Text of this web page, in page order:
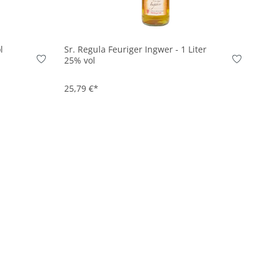
5 von 5 Sternen
Sr. Regula Feuriger Ingwer - 1 Liter
25% vol
25,79 €*
In den Korb